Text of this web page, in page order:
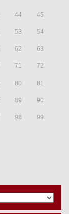
44 45
53 54
62 63
71 72
80 81
89 90
98 99